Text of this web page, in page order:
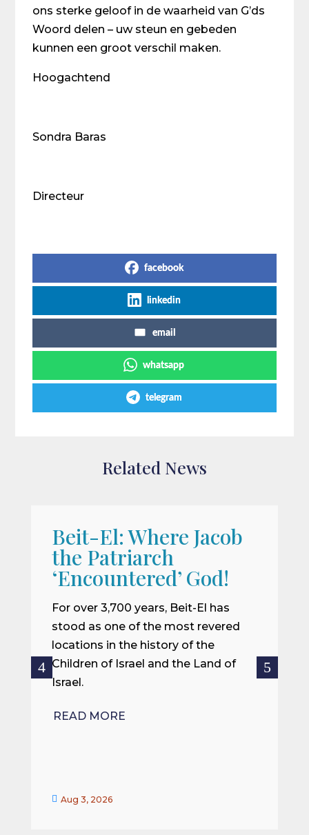
ons sterke geloof in de waarheid van G’ds
Woord delen – uw steun en gebeden
kunnen een groot verschil maken.
Hoogachtend
Sondra Baras
Directeur
facebook
linkedin
email
whatsapp
telegram
Related News
Beit-El: Where Jacob
the Patriarch
‘Encountered’ God!
For over 3,700 years, Beit-El has
stood as one of the most revered
locations in the history of the
Children of Israel and the Land of
Israel.
READ MORE
 Aug 3, 2026